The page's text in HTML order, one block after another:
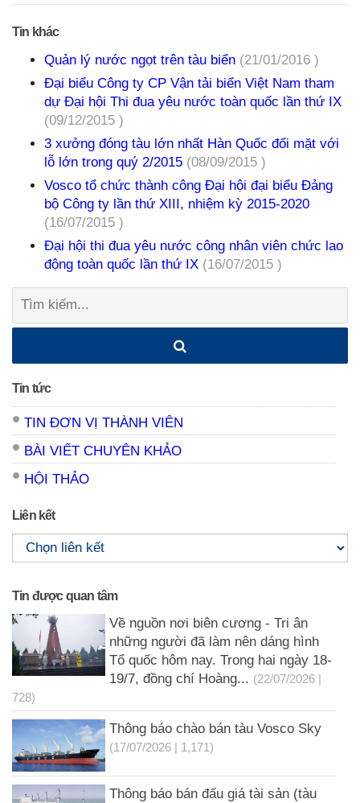
Tin khác
Quản lý nước ngọt trên tàu biển (21/01/2016 )
Đại biểu Công ty CP Vận tải biển Việt Nam tham
dự Đại hội Thi đua yêu nước toàn quốc lần thứ IX
(09/12/2015 )
3 xưởng đóng tàu lớn nhất Hàn Quốc đối mặt với
lỗ lớn trong quý 2/2015 (08/09/2015 )
Vosco tổ chức thành công Đại hội đại biểu Đảng
bộ Công ty lần thứ XIII, nhiệm kỳ 2015-2020
(16/07/2015 )
Đại hội thi đua yêu nước công nhân viên chức lao
động toàn quốc lần thứ IX (16/07/2015 )
Tìm
Tin tức
TIN ĐƠN VỊ THÀNH VIÊN
BÀI VIẾT CHUYÊN KHẢO
HỘI THẢO
Liên kết
Tin được quan tâm
Về nguồn nơi biên cương - Tri ân
những người đã làm nên dáng hình
Tổ quốc hôm nay. Trong hai ngày 18-
19/7, đồng chí Hoàng... (22/07/2026 |
728)
Thông báo chào bán tàu Vosco Sky
(17/07/2026 | 1,171)
Thông báo bán đấu giá tài sản (tàu